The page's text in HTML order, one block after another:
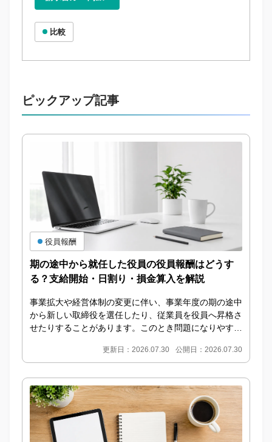
比較
ピックアップ記事
期の途中から就任した役員の役員報酬はどうす
る？支給開始・日割り・損金算入を解説
事業拡大や経営体制の変更に伴い、事業年度の期の途中
から新しい取締役を選任したり、従業員を役員へ昇格さ
せたりすることがあります。このとき問題になりやすい
更新日：2026.07.30 公開日：2026.07.30
役員報酬